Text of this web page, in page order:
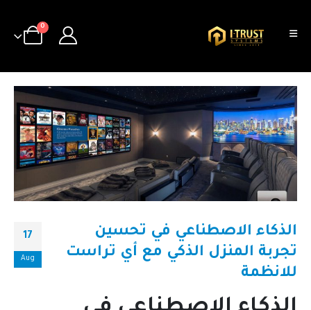
0
17
Aug
الذكاء الاصطناعي في تحسين
تجربة المنزل الذكي مع أي تراست
للانظمة